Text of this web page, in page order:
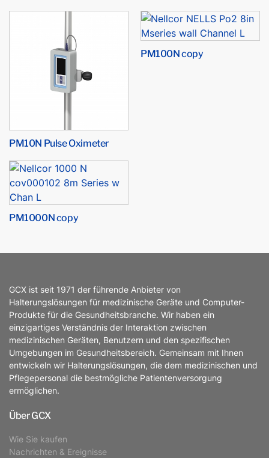
PM10N Pulse Oximeter
PM100N copy
PM1000N copy
GCX ist seit 1971 der führende Anbieter von
Halterungslösungen für medizinische Geräte und Computer-
Produkte für die Gesundheitsbranche. Wir haben ein
einzigartiges Verständnis der Interaktion zwischen
medizinischen Geräten, Benutzern und den spezifischen
Umgebungen im Gesundheitsbereich. Gemeinsam mit Ihnen
entwickeln wir Halterungslösungen, die dem medizinischen und
Pflegepersonal die bestmögliche Patientenversorgung
ermöglichen.
Über GCX
Wie Sie kaufen
Nachrichten & Ereignisse